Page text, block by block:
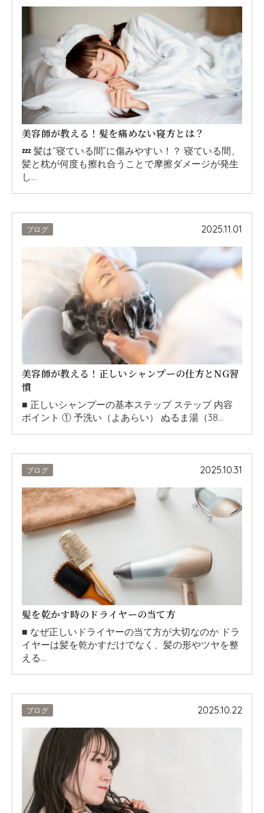
美容師が教える！髪を痛めない寝方とは？
💤 髪は“寝ている間”に傷みやすい！？ 寝ている間、
髪と枕が何度も擦れ合うことで摩擦ダメージが発生
し…
ブログ 2025.11.01
美容師が教える！正しいシャンプーの仕方とNG習
慣
■ 正しいシャンプーの基本ステップ ステップ 内容
ポイント ① 予洗い（よあらい） ぬるま湯（38…
ブログ 2025.10.31
髪を乾かす時のドライヤーの当て方
■ なぜ正しいドライヤーの当て方が大切なのか ドラ
イヤーは髪を乾かすだけでなく、髪の形やツヤを整
える…
ブログ 2025.10.22